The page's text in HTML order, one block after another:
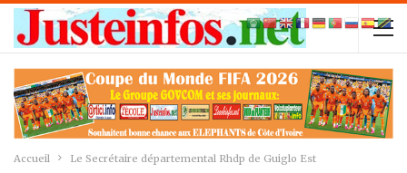
Accueil Le Secrétaire départemental Rhdp de Guiglo Est